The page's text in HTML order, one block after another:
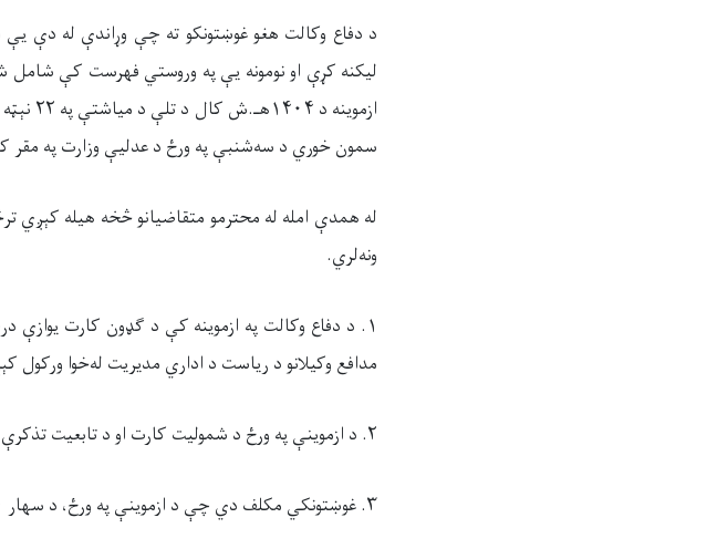
د دفاع وکالت هغو غوښتونکو ته چې وړاندې له دې یې
لیکنه کړې او نومونه یې په وروستي فهرست کې
سمون خوري د سه‌شنبې په ورځ د عدلیې وزارت په
له همدې امله له محترمو متقاضیانو څخه هیله کېږي
ونه‌لري.
مدافع وکیلانو د ریاست د اداري مدیریت له‌خوا
۲. د ازموینې په ورځ د شمولیت کارت او د تابعیت تذکرې اصل درلودل لازمي دي.
۳. غوښتونکي مکلف دي چې د ازموینې په ورځ، د سهار ۷